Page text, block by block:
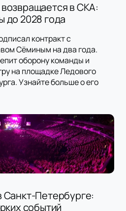
в СКА:
до 2028 года
контракт с
Сёминым на два года.
оборону команды и
на площадке Ледового
Узнайте больше о его
Петербурге:
событий